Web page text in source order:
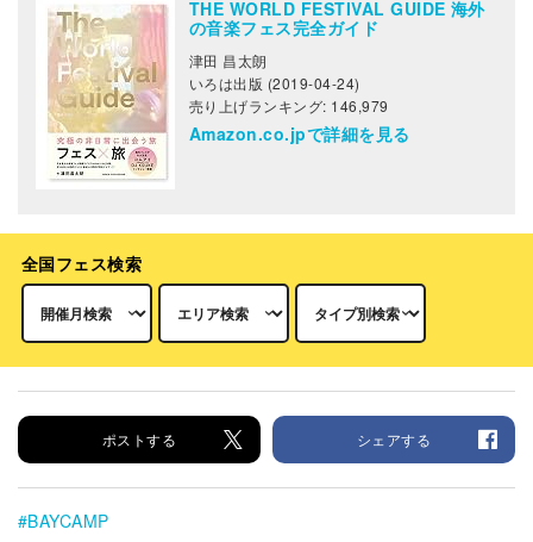
THE WORLD FESTIVAL GUIDE 海外
の音楽フェス完全ガイド
津田 昌太朗
いろは出版 (2019-04-24)
売り上げランキング: 146,979
Amazon.co.jpで詳細を見る
全国フェス検索
ポストする シェアする
BAYCAMP